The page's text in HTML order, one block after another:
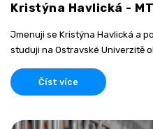
Kristýna Havlická -
Jmenuji se Kristýna Havlická a
studuji na Ostravské Univerzitě
Číst více